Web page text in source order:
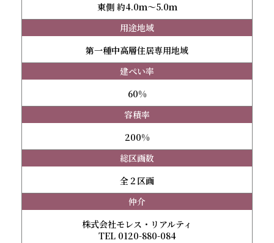
東側 約4.0ｍ～5.0ｍ
用途地域
第一種中高層住居専用地域
建ぺい率
60%
容積率
200%
総区画数
全２区画
仲介
株式会社モレス・リアルティ
TEL 0120-880-084